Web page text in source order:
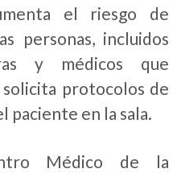
el riesgo de
personas, incluidos
y médicos que
protocolos de
paciente en la sala.
Médico de la